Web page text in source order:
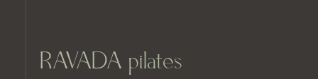
RAVADA pilates